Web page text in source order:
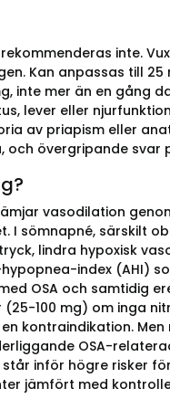
inte.
Kan anpassas till 25
inte mer än en gång
lever eller
av priapism eller
övergripande svar
vasodilation
sömnapné, särskilt
lindra hypoxisk
index (AHI)
OSA och samtidig
100 mg) om inga
kontraindikation.
OSA-
inför högre risker
jämfört med